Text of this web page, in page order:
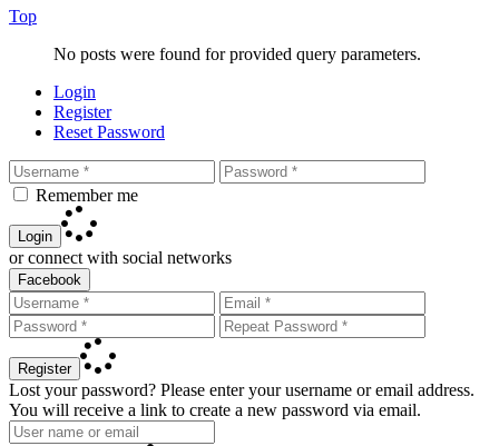
Top
No posts were found for provided query parameters.
Login
Register
Reset Password
Remember me
Login
or connect with social networks
Facebook
Register
Lost your password? Please enter your username or email address.
You will receive a link to create a new password via email.